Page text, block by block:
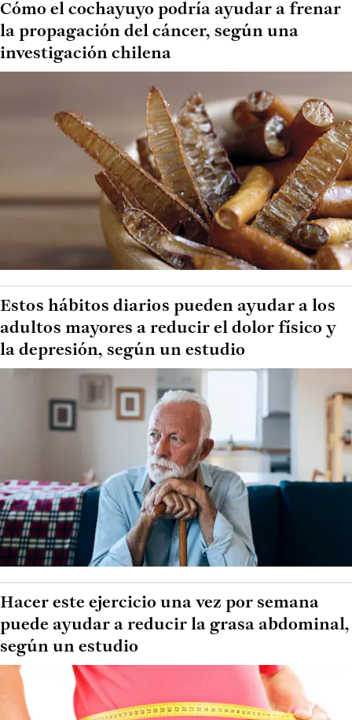
Cómo el cochayuyo podría ayudar a frenar
la propagación del cáncer, según una
investigación chilena
Estos hábitos diarios pueden ayudar a los
adultos mayores a reducir el dolor físico y
la depresión, según un estudio
Hacer este ejercicio una vez por semana
puede ayudar a reducir la grasa abdominal,
según un estudio